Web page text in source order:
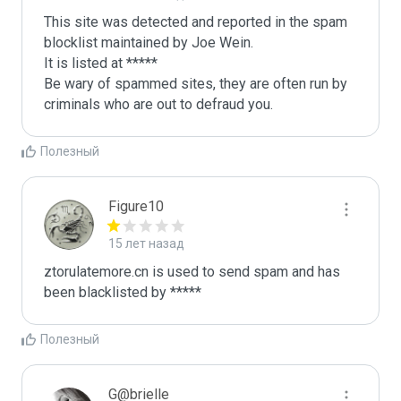
This site was detected and reported in the spam
blocklist maintained by Joe Wein.
It is listed at *****
Be wary of spammed sites, they are often run by
criminals who are out to defraud you.
Полезный
Figure10
15 лет назад
ztorulatemore.cn is used to send spam and has
been blacklisted by *****
Полезный
G@brielle